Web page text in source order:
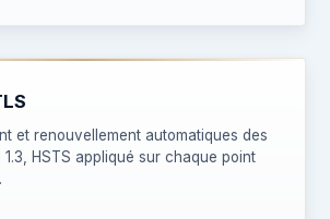
et renouvellement automatiques des
HSTS appliqué sur chaque point